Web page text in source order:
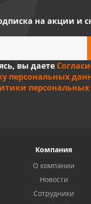
на акции и
вы даете
персональных
Компания
О компании
Новости
Сотрудники